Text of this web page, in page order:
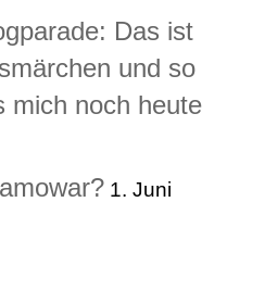
Das ist
und so
mich noch heute
1. Juni